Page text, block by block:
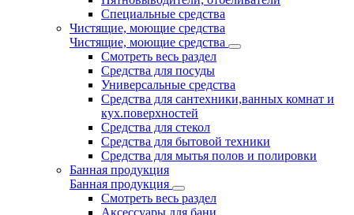
Специальные средства
Чистящие, моющие средства
Чистящие, моющие средства
Смотреть весь раздел
Средства для посуды
Универсальные средства
Средства для сантехники,ванных комнат и
кух.поверхностей
Средства для стекол
Средства для бытовой техники
Средства для мытья полов и полировки
Банная продукция
Банная продукция
Смотреть весь раздел
Аксессуары для бани